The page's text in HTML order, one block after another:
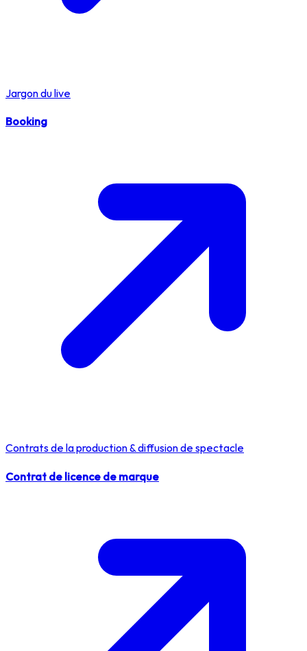
Jargon du live
Booking
Contrats de la production & diffusion de spectacle
Contrat de licence de marque